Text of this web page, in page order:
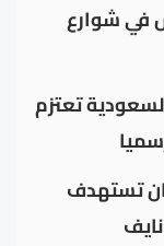
في شوارع
تعتزم
تستهدف